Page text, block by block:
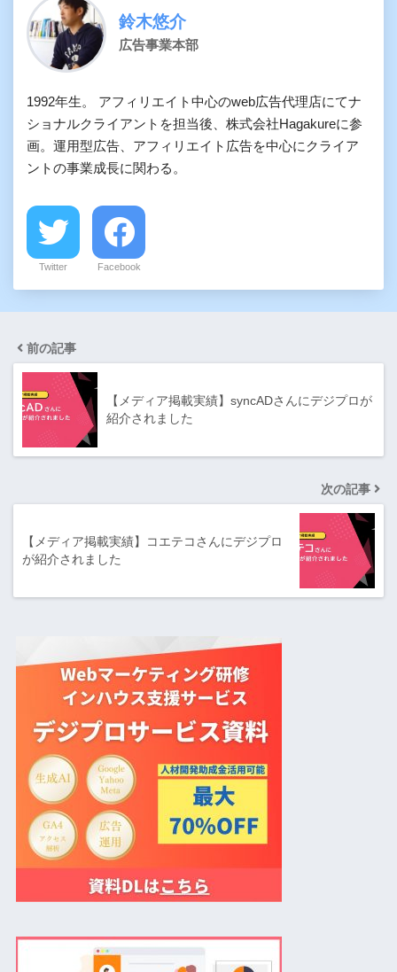
鈴木悠介
広告事業本部
1992年生。 アフィリエイト中心のweb広告代理店にてナ
ショナルクライアントを担当後、株式会社Hagakureに参
画。運用型広告、アフィリエイト広告を中心にクライア
ントの事業成長に関わる。
Twitter Facebook
前の記事
【メディア掲載実績】syncADさんにデジプロが
紹介されました
次の記事
【メディア掲載実績】コエテコさんにデジプロ
が紹介されました